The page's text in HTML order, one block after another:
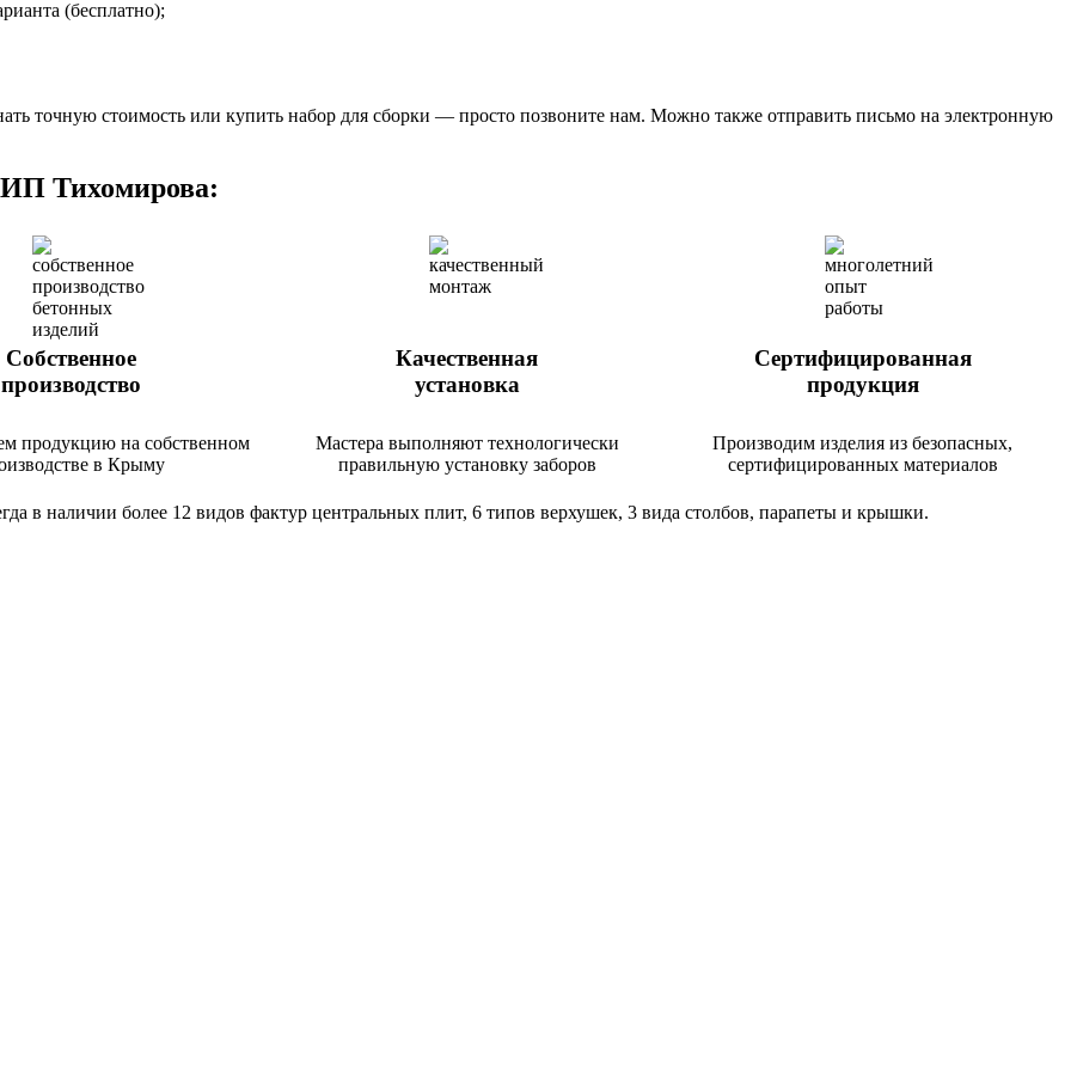
(бесплатно);
точную стоимость или купить набор для сборки — просто позвоните нам. Можно также отправить письмо на электронную
ИП Тихомирова:
Собственное
производство
Качественная
установка
Сертифицированная
продукция
продукцию на собственном
в Крыму
Мастера выполняют технологически
правильную установку заборов
Производим изделия из безопасных,
сертифицированных материалов
в наличии более 12 видов фактур центральных плит, 6 типов верхушек, 3 вида столбов, парапеты и крышки.